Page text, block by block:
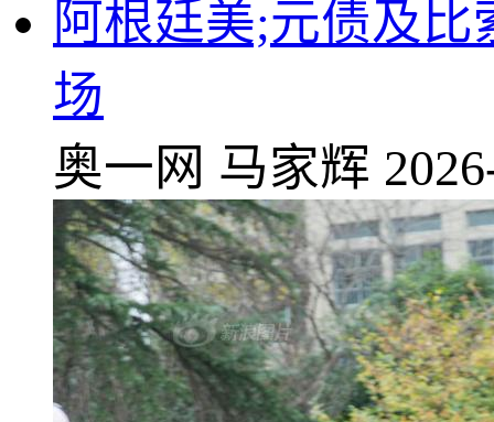
阿根廷美;元债及
场
奥一网 马家辉